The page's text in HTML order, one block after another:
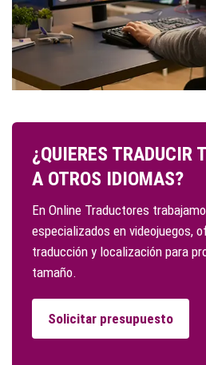
¿QUIERES TRADUCIR
A OTROS IDIOMAS?
En Online Traductores
especializados en videojuegos,
traducción y localización para
tamaño.
Solicitar presupuesto